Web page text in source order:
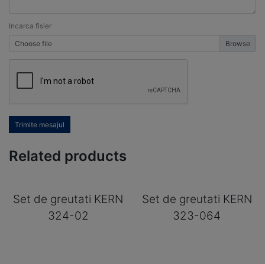
Incarca fisier
Choose file
Trimite mesajul
Related products
Set de greutati KERN
324-02
Set de greutati KERN
323-064